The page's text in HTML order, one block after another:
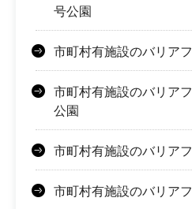
号公園
市町村有施設のバリア
市町村有施設のバリア
公園
市町村有施設のバリア
市町村有施設のバリア